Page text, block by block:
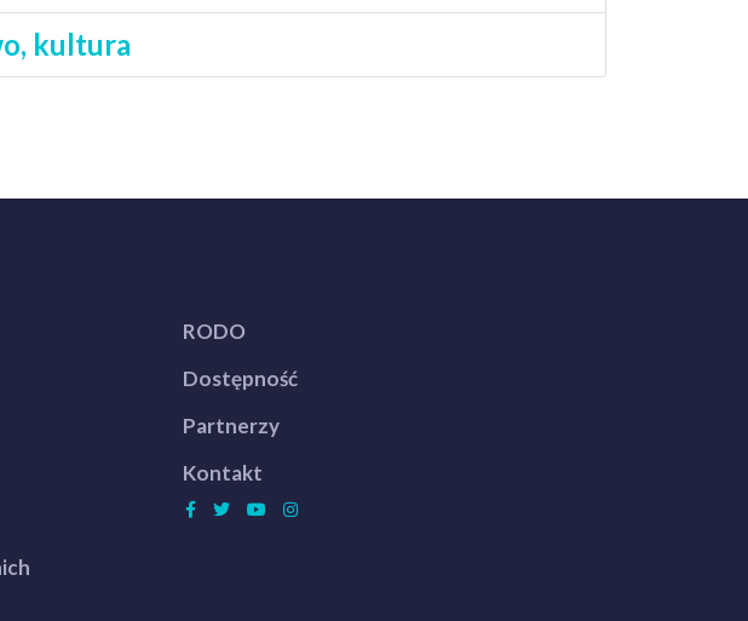
kultura
RODO
Dostępność
Partnerzy
Kontakt